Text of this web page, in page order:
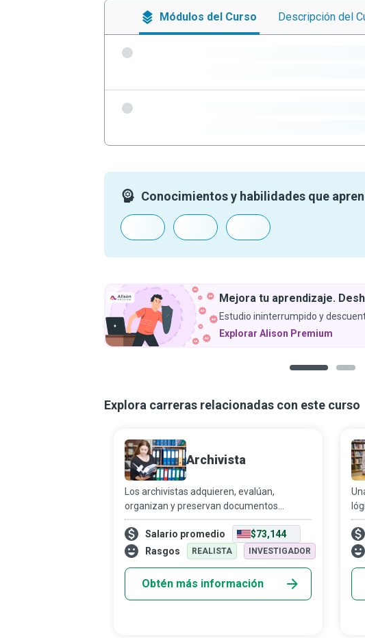
Módulos del Curso Descripción del
Conocimientos y habilidades que
Mejora tu aprendizaje.
Estudio ininterrumpido y
Explorar Alison Premium
Explora carreras relacionadas con este curso
Archivista
Los archivistas adquieren, evalúan,
organizan y preservan documentos
valiosos y frágiles, así como otros
materiales que poseen un valor histórico y
cultural para personas, organizaciones y
Salario promedio
$73,144
Rasgos
REALISTA INVESTIGADOR
Obtén más información
la